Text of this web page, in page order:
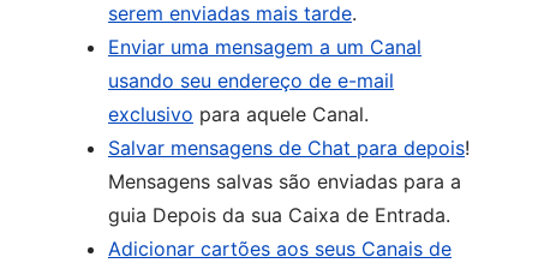
serem enviadas mais tarde.
Enviar uma mensagem a um Canal
usando seu endereço de e-mail
exclusivo para aquele Canal.
Salvar mensagens de Chat para depois!
Mensagens salvas são enviadas para a
guia Depois da sua Caixa de Entrada.
Adicionar cartões aos seus Canais de